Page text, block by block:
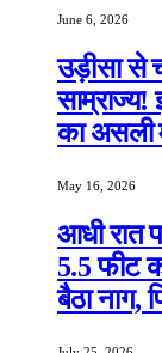
June 6, 2026
उड़ीसा से
का असली
May 16, 2026
आधी रात
5.5 फीट
बैठा नाग,